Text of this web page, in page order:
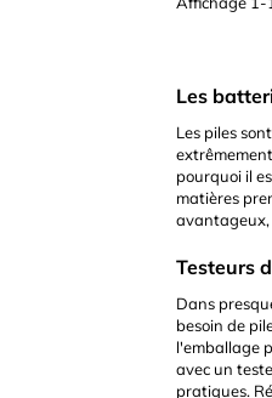
Les
Les piles
pourquoi il
matières
avantageux,
Testeurs
Dans
besoin de
l'emballage
avec un
pratiques.